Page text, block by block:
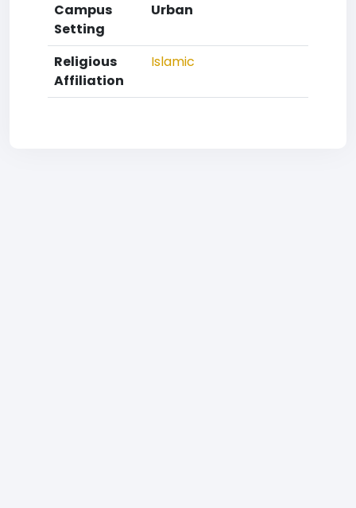
Campus
Setting
Urban
Religious
Affiliation
Islamic